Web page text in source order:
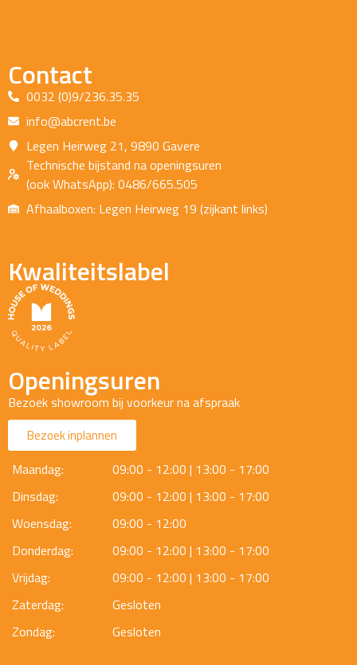
Contact
0032 (0)9/236.35.35
info@abcrent.be
Legen Heirweg 21, 9890 Gavere
Technische bijstand na openingsuren
(ook WhatsApp): 0486/665.505
Afhaalboxen: Legen Heirweg 19 (zijkant links)
Kwaliteitslabel
Openingsuren
Bezoek showroom bij voorkeur na afspraak
Bezoek inplannen
Maandag:
09:00 - 12:00 | 13:00 - 17:00
Dinsdag:
09:00 - 12:00 | 13:00 - 17:00
Woensdag:
09:00 - 12:00
Donderdag:
09:00 - 12:00 | 13:00 - 17:00
Vrijdag:
09:00 - 12:00 | 13:00 - 17:00
Zaterdag:
Gesloten
Zondag:
Gesloten